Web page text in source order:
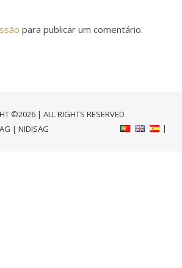
para publicar um comentário.
©2026 | ALL RIGHTS RESERVED
| NIDISAG